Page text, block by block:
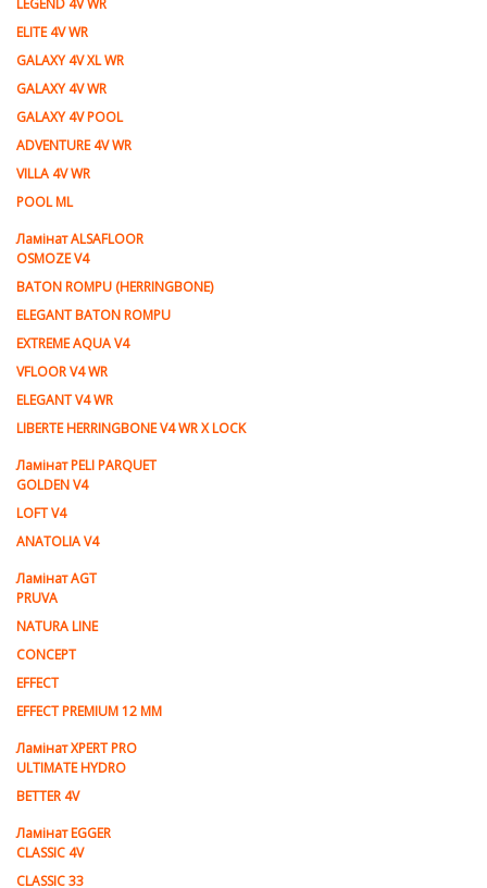
LEGEND 4V WR
ELITE 4V WR
GALAXY 4V XL WR
GALAXY 4V WR
GALAXY 4V POOL
ADVENTURE 4V WR
VILLA 4V WR
POOL ML
Ламiнат ALSAFLOOR
OSMOZE V4
BATON ROMPU (HERRINGBONE)
ELEGANT BATON ROMPU
EXTREME AQUA V4
VFLOOR V4 WR
ELEGANT V4 WR
LIBERTE HERRINGBONE V4 WR X LOCK
Ламiнат PELI PARQUET
GOLDEN V4
LOFT V4
ANATOLIA V4
Ламiнат AGT
PRUVA
NATURA LINE
CONCEPT
EFFECT
EFFECT PREMIUM 12 MM
Ламінат XPERT PRO
ULTIMATE HYDRO
BETTER 4V
Ламiнат EGGER
CLASSIC 4V
CLASSIC 33